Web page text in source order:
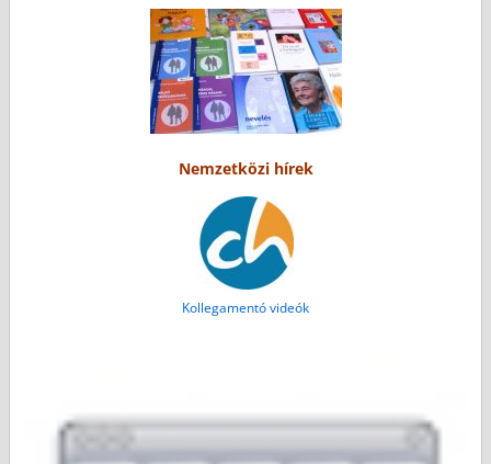
Nemzetközi hírek
Kollegamentó videók